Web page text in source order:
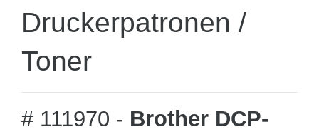
Druckerpatronen /
Toner
# 111970 - Brother DCP-